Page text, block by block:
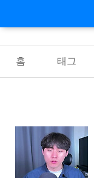
홈 태그